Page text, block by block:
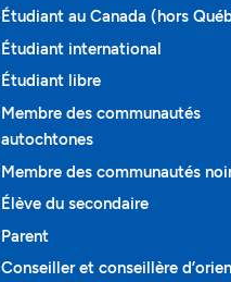
Étudiant au Canada (hors
Étudiant international
Étudiant libre
Membre des communautés
autochtones
Membre des communautés
Élève du secondaire
Parent
Conseiller et conseillère